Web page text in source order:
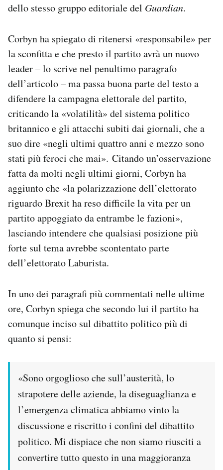
Area Personale
Regala il Post
Hai bisogno di aiuto?
Esci
dello stesso gruppo editoriale del Guardian.
Corbyn ha spiegato di ritenersi «responsabile» per
la sconfitta e che presto il partito avrà un nuovo
leader – lo scrive nel penultimo paragrafo
dell’articolo – ma passa buona parte del testo a
difendere la campagna elettorale del partito,
criticando la «volatilità» del sistema politico
britannico e gli attacchi subiti dai giornali, che a
suo dire «negli ultimi quattro anni e mezzo sono
stati più feroci che mai». Citando un’osservazione
fatta da molti negli ultimi giorni, Corbyn ha
aggiunto che «la polarizzazione dell’elettorato
riguardo Brexit ha reso difficile la vita per un
partito appoggiato da entrambe le fazioni»,
lasciando intendere che qualsiasi posizione più
forte sul tema avrebbe scontentato parte
dell’elettorato Laburista.
In uno dei paragrafi più commentati nelle ultime
ore, Corbyn spiega che secondo lui il partito ha
comunque inciso sul dibattito politico più di
quanto si pensi:
«Sono orgoglioso che sull’austerità, lo
strapotere delle aziende, la diseguaglianza e
l’emergenza climatica abbiamo vinto la
discussione e riscritto i confini del dibattito
politico. Mi dispiace che non siamo riusciti a
convertire tutto questo in una maggioranza